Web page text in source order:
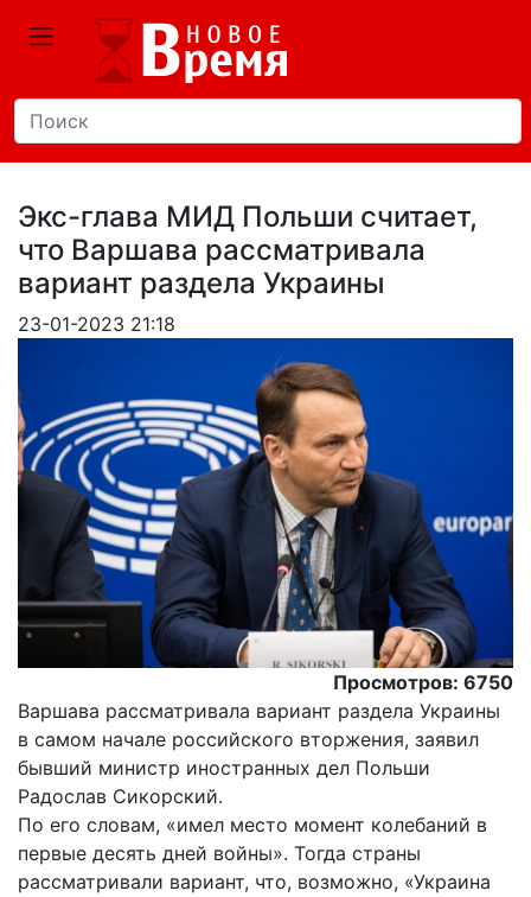
Экс-глава МИД Польши считает,
что Варшава рассматривала
вариант раздела Украины
23-01-2023 21:18
Просмотров: 6750
Варшава рассматривала вариант раздела Украины
в самом начале российского вторжения, заявил
бывший министр иностранных дел Польши
Радослав Сикорский.
По его словам, «имел место момент колебаний в
первые десять дней войны». Тогда страны
рассматривали вариант, что, возможно, «Украина